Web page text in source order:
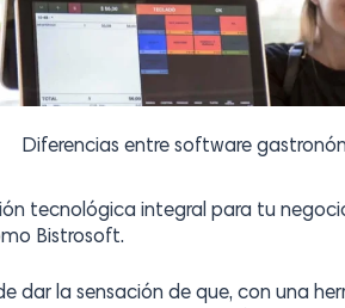
Diferencias entre software
tecnológica integral para tu
Bistrosoft.
dar la sensación de que, con una